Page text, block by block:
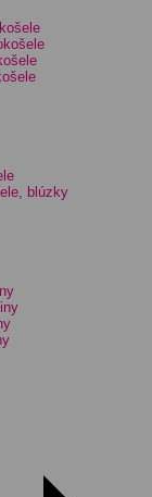
blúzky